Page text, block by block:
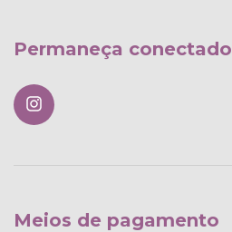
Permaneça conectado
Meios de pagamento